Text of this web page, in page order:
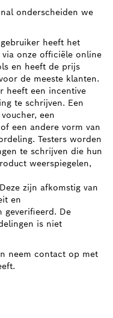
onderscheiden we
heeft het
onze officiële online
en heeft de prijs
de meeste klanten.
heeft een incentive
te schrijven. Een
een
een andere vorm van
Testers worden
te schrijven die hun
weerspiegelen,
zijn afkomstig van
en
geverifieerd. De
is niet
neem contact op met